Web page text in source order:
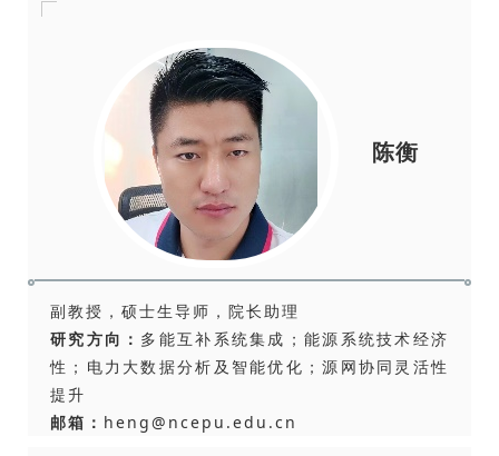
陈衡
副教授，硕士生导师，院长助理
研究方向： 多能互补系统集成；能源系统技术经济
性；电力大数据分析及智能优化；源网协同灵活性
提升
邮箱： heng@ncepu.edu.cn